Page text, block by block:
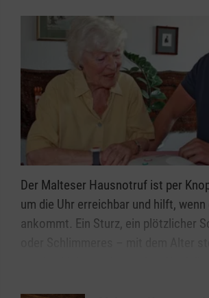
Der Malteser Hausnotruf ist per
um die Uhr erreichbar und hilft,
ankommt. Ein Sturz, ein plötzlicher
vor den kleinen oder großen